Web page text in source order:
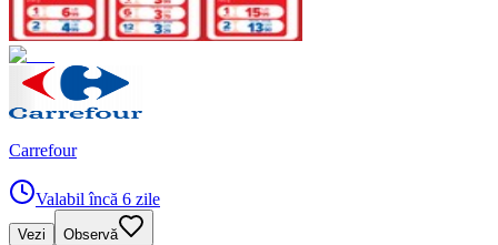
Carrefour
Valabil încă 6 zile
Vezi Observă